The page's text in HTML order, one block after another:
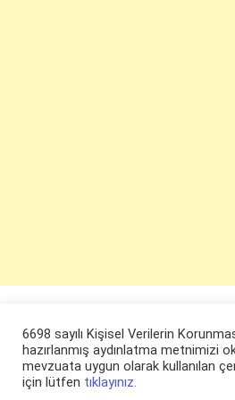
6698 sayılı Kişisel Verilerin
hazırlanmış aydınlatma metnimizi
mevzuata uygun olarak kullanılan
için lütfen tıklayınız.